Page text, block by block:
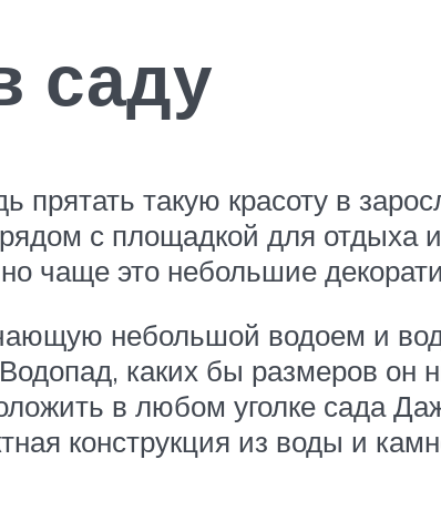
саду
такую красоту в
с площадкой для отдыха
чаще это небольшие
небольшой водоем и
каких бы размеров он
в любом уголке сада
конструкция из воды и